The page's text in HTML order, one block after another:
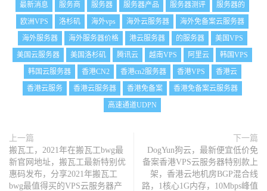
最新消息
服务商 服务器 服务器产品 服务器测评
服务器的
欧洲VPS
洛杉矶 海外vps 海外云服务器
海外免备案云服务器
海外服务器
海外服务器价格 港云服务器 的服务器
美国VPS
美国云服务器
美国洛杉矶 腾讯云 越南VPS 阿里云
韩国VPS
韩国云服务器
香港CN2 香港cn2服务器 香港VPS
香港云
香港云服务
香港云服务器 香港免备案
香港免备案云服务器
高速通道UDPN
上一篇
搬瓦工，2021年在搬瓦工bwg最
新官网地址，搬瓦工最新特别优
惠码发布，分享2021年搬瓦工
bwg最值得买的VPS云服务器产
下一篇
DogYun狗云，最新便宜低价免
备案香港VPS云服务器特别款上
架，香港云地机房BGP混合线
路，1核心1G内存，10Mbps峰值